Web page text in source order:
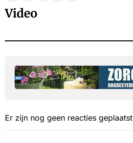
Video
Er zijn nog geen reacties geplaatst